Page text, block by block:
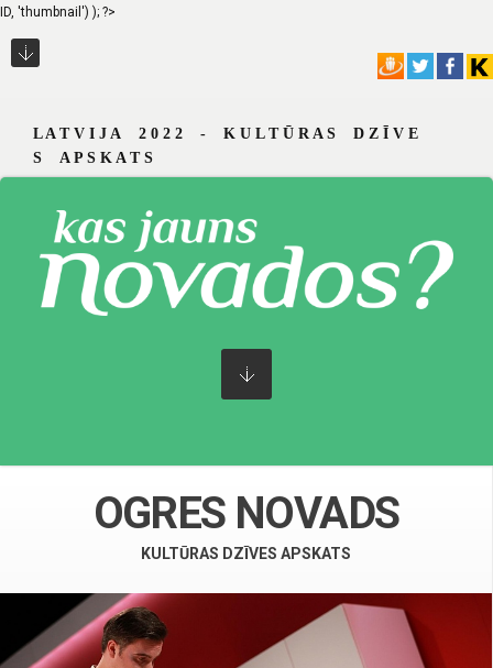
ID, 'thumbnail') ); ?>
L A T V I J A 2 0 2 2 - K U L T Ū R A S D Z Ī V E
S A P S K A T S
OGRES NOVADS
KULTŪRAS DZĪVES APSKATS